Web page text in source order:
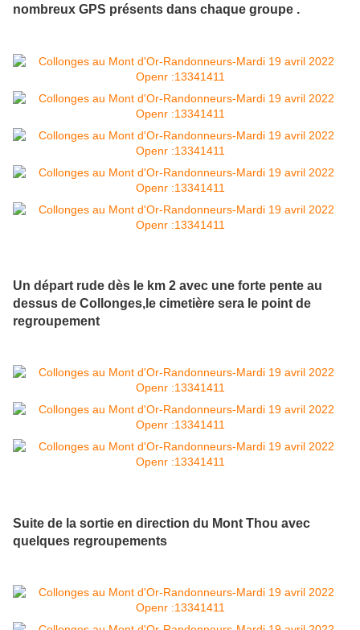
nombreux GPS présents dans chaque groupe .
Un départ rude dès le km 2 avec une forte pente au
dessus de Collonges,le cimetière sera le point de
regroupement
Suite de la sortie en direction du Mont Thou avec
quelques regroupements